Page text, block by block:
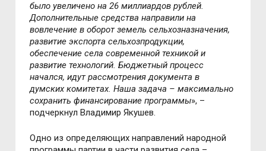
было увеличено на 26 миллиардов рублей.
Дополнительные средства направили на
вовлечение в оборот земель сельхозназначения,
развитие экспорта сельхозпродукции,
обеспечение села современной техникой и
развитие технологий. Бюджетный процесс
начался, идут рассмотрения документа в
думских комитетах. Наша задача – максимально
сохранить финансирование программы», –
подчеркнул Владимир Якушев.
Одно из определяющих направлений народной